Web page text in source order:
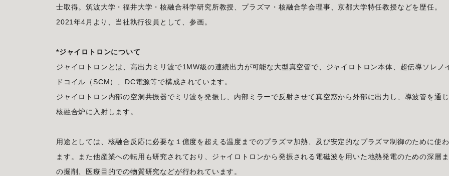
士取得。筑波大学・福井大学・核融合科学研究所教授、プラズマ・核融合学会理事、京都大学特任教授などを歴任。
2021年4月より、当社執行役員として、参画。
*ジャイロトロンについて
ジャイロトロンとは、高出力ミリ波で1MW級の連続出力が可能な大型真空管で、ジャイロトロン本体、超伝導ソレノ
ドコイル（SCM）、DC電源等で構成されています。
ジャイロトロン内部の空洞共振器でミリ波を発振し、内部ミラーで反射させて真空窓から外部に出力し、導波管を通
核融合炉に入射します。
用途としては、核融合反応に必要な１億度を超える温度までのプラズマ加熱、及び安定的なプラズマ制御のために使
ます。また他産業への転用も研究されており、ジャイロトロンから発振される電磁波を用いた地熱発電のための深層
の掘削、医療目的での物質研究などが行われています。